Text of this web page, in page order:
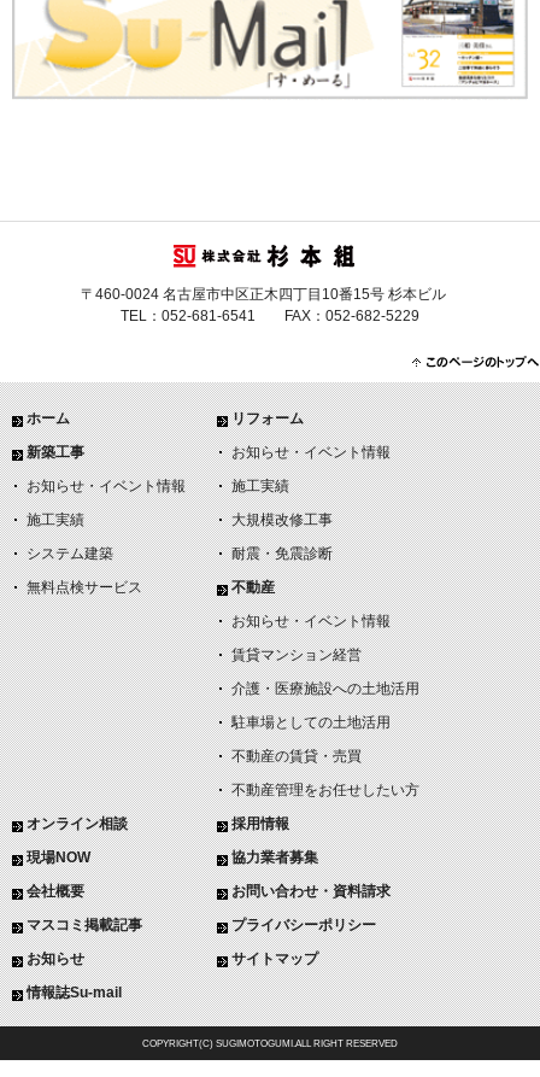
〒460-0024 名古屋市中区正木四丁目10番15号 杉本ビル
TEL：052-681-6541 FAX：052-682-5229
ホーム
新築工事
お知らせ・イベント情報
施工実績
システム建築
無料点検サービス
リフォーム
お知らせ・イベント情報
施工実績
大規模改修工事
耐震・免震診断
不動産
お知らせ・イベント情報
賃貸マンション経営
介護・医療施設への土地活用
駐車場としての土地活用
不動産の賃貸・売買
不動産管理をお任せしたい方
オンライン相談
現場NOW
会社概要
マスコミ掲載記事
お知らせ
情報誌Su-mail
採用情報
協力業者募集
お問い合わせ・資料請求
プライバシーポリシー
サイトマップ
COPYRIGHT(C) SUGIMOTOGUMI.ALL RIGHT RESERVED